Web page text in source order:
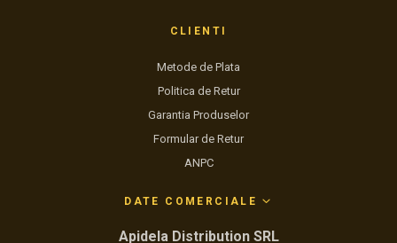
CLIENTI
Metode de Plata
Politica de Retur
Garantia Produselor
Formular de Retur
ANPC
DATE COMERCIALE
Apidela Distribution SRL